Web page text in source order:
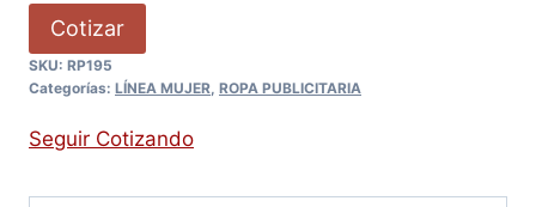
Cotizar
SKU: RP195
Categorías: LÍNEA MUJER, ROPA PUBLICITARIA
Seguir Cotizando